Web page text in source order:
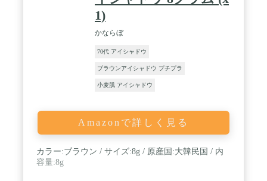
1)
かならぼ
70代 アイシャドウ
ブラウンアイシャドウ プチプラ
小麦肌 アイシャドウ
Amazonで詳しく見る
カラー:ブラウン / サイズ:8g / 原産国:大韓民国 / 内
容量:8g